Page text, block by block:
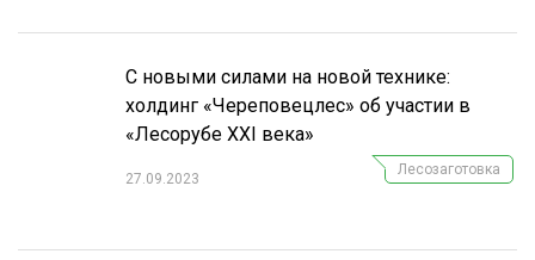
С новыми силами на новой технике:
холдинг «Череповецлес» об участии в
«Лесорубе XXI века»
27.09.2023
Лесозаготовка